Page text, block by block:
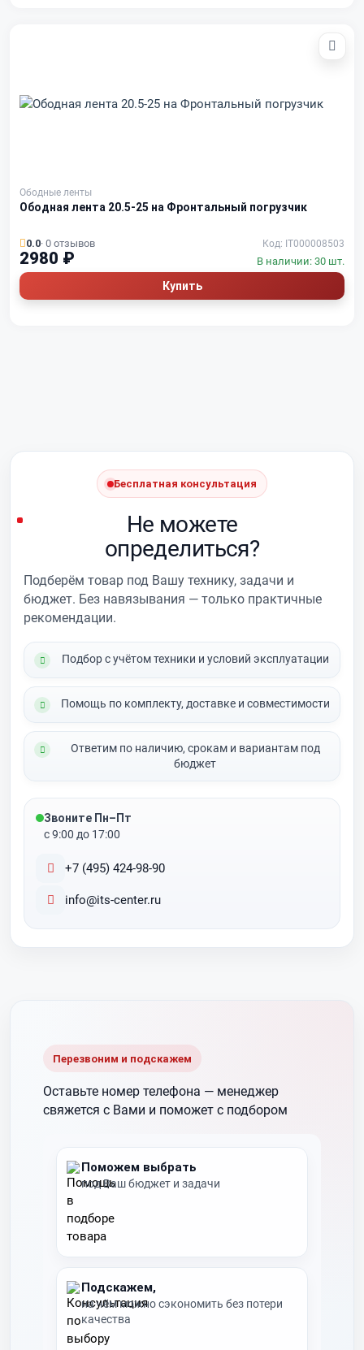
Ободные ленты
Ободная лента 20.5-25 на Фронтальный погрузчик
0.0· 0 отзывов Код: IT000008503
2980 ₽ В наличии: 30 шт.
Купить
Бесплатная консультация
Не можете
определиться?
Подберём товар под Вашу технику, задачи и
бюджет. Без навязывания — только практичные
рекомендации.
Подбор с учётом техники и условий эксплуатации
Помощь по комплекту, доставке и совместимости
Ответим по наличию, срокам и вариантам под
бюджет
Звоните Пн–Пт
с 9:00 до 17:00
+7 (495) 424-98-90
info@its-center.ru
Перезвоним и подскажем
Оставьте номер телефона — менеджер
свяжется с Вами и поможет с подбором
Поможем выбрать
под Ваш бюджет и задачи
Подскажем,
на чём можно сэкономить без потери
качества